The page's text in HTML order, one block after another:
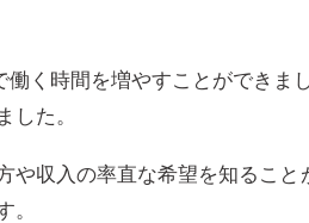
く時間を増やすことができ
した。
や収入の率直な希望を知るこ
。